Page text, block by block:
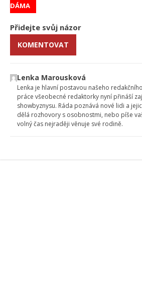
DÁMA
Přidejte svůj názor
KOMENTOVAT
Lenka Marousková
Lenka je hlavní postavou našeho
práce všeobecné redaktorky nyní přináší
showbyznysu. Ráda poznává nové lidi a
dělá rozhovory s osobnostmi, nebo píše
volný čas nejraději věnuje své rodině.